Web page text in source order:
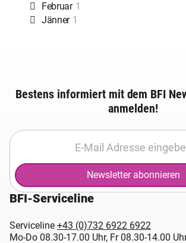
Februar 1
Jänner 1
Bestens informiert mit dem BFI
anmelden!
Newsletter abonnieren
BFI-Serviceline
Serviceline +43 (0)732 6922 6922
Mo-Do 08.30-17.00 Uhr, Fr 08.30-14.00